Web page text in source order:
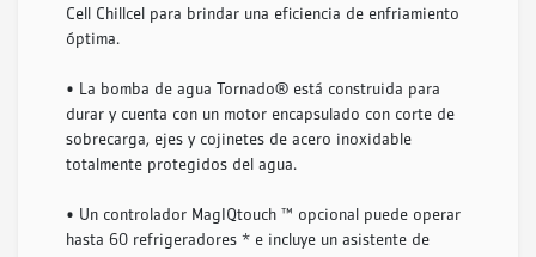
Cell Chillcel para brindar una eficiencia de enfriamiento
óptima.
• La bomba de agua Tornado® está construida para
durar y cuenta con un motor encapsulado con corte de
sobrecarga, ejes y cojinetes de acero inoxidable
totalmente protegidos del agua.
• Un controlador MagIQtouch ™ opcional puede operar
hasta 60 refrigeradores * e incluye un asistente de